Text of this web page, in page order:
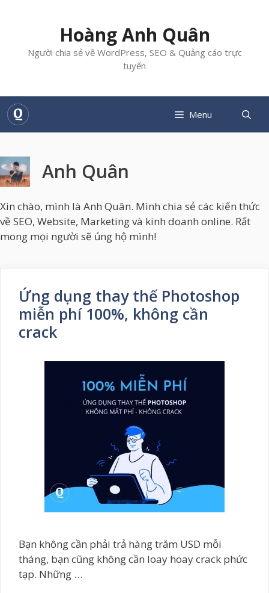
Hoàng Anh Quân
Người chia sẻ về WordPress, SEO & Quảng cáo trực
tuyến
Menu
Anh Quân
Xin chào, mình là Anh Quân. Mình chia sẻ các kiến thức
về SEO, Website, Marketing và kinh doanh online. Rất
mong mọi người sẽ ủng hộ mình!
Ứng dụng thay thế Photoshop
miễn phí 100%, không cần
crack
Bạn không cần phải trả hàng trăm USD mỗi
tháng, bạn cũng không cần loay hoay crack phức
tạp. Những …